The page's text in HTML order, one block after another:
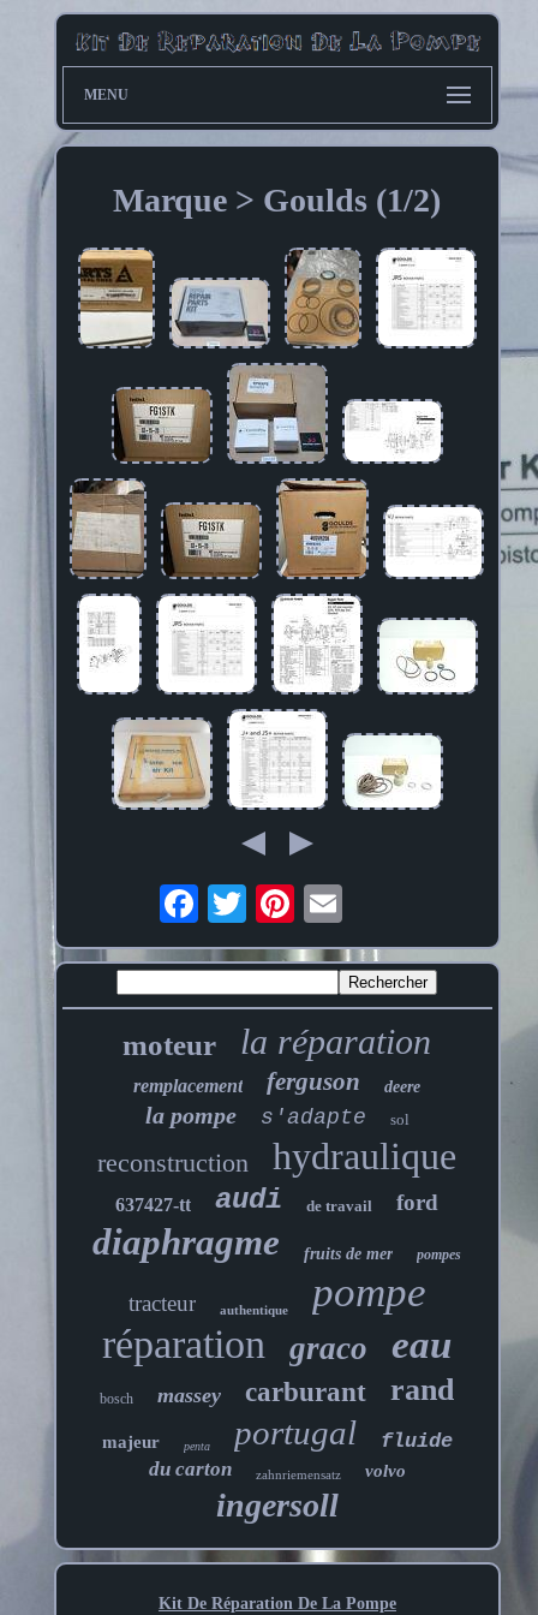
MENU
Marque > Goulds (1/2)
moteur la réparation
remplacement ferguson deere
la pompe s'adapte sol
reconstruction hydraulique
637427-tt audi de travail ford
diaphragme fruits de mer pompes
tracteur authentique pompe
réparation graco eau
bosch massey carburant rand
majeur penta portugal
fluide
du carton
zahnriemensatz volvo
ingersoll
Kit De Réparation De La Pompe